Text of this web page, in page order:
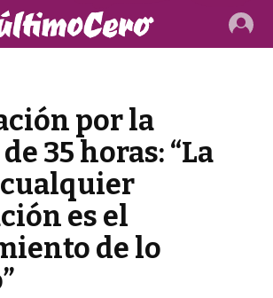
por la
35 horas: “La
cualquier
es el
de lo